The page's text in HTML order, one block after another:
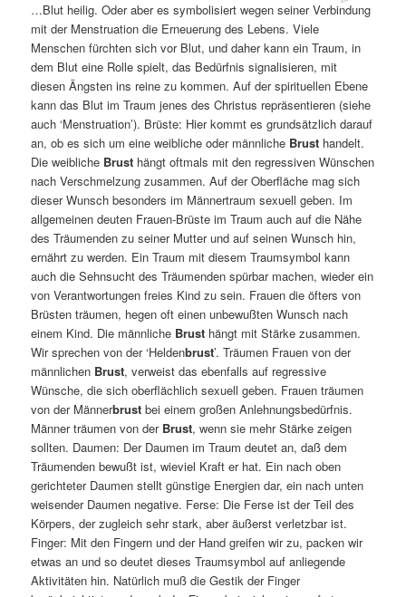
…Blut heilig. Oder aber es symbolisiert wegen seiner Verbindung
mit der Menstruation die Erneuerung des Lebens. Viele
Menschen fürchten sich vor Blut, und daher kann ein Traum, in
dem Blut eine Rolle spielt, das Bedürfnis signalisieren, mit
diesen Ängsten ins reine zu kommen. Auf der spirituellen Ebene
kann das Blut im Traum jenes des Christus repräsentieren (siehe
auch ‘Menstruation’). Brüste: Hier kommt es grundsätzlich darauf
an, ob es sich um eine weibliche oder männliche Brust handelt.
Die weibliche Brust hängt oftmals mit den regressiven Wünschen
nach Verschmelzung zusammen. Auf der Oberfläche mag sich
dieser Wunsch besonders im Männertraum sexuell geben. Im
allgemeinen deuten Frauen-Brüste im Traum auch auf die Nähe
des Träumenden zu seiner Mutter und auf seinen Wunsch hin,
ernährt zu werden. Ein Traum mit diesem Traumsymbol kann
auch die Sehnsucht des Träumenden spürbar machen, wieder ein
von Verantwortungen freies Kind zu sein. Frauen die öfters von
Brüsten träumen, hegen oft einen unbewußten Wunsch nach
einem Kind. Die männliche Brust hängt mit Stärke zusammen.
Wir sprechen von der ‘Heldenbrust’. Träumen Frauen von der
männlichen Brust, verweist das ebenfalls auf regressive
Wünsche, die sich oberflächlich sexuell geben. Frauen träumen
von der Männerbrust bei einem großen Anlehnungsbedürfnis.
Männer träumen von der Brust, wenn sie mehr Stärke zeigen
sollten. Daumen: Der Daumen im Traum deutet an, daß dem
Träumenden bewußt ist, wieviel Kraft er hat. Ein nach oben
gerichteter Daumen stellt günstige Energien dar, ein nach unten
weisender Daumen negative. Ferse: Die Ferse ist der Teil des
Körpers, der zugleich sehr stark, aber äußerst verletzbar ist.
Finger: Mit den Fingern und der Hand greifen wir zu, packen wir
etwas an und so deutet dieses Traumsymbol auf anliegende
Aktivitäten hin. Natürlich muß die Gestik der Finger